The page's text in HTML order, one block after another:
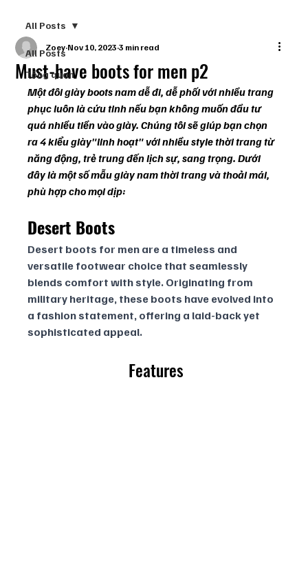
All Posts
Tổng quan
All Posts
Must-have boots for men p2
Zoey Nov 10, 2023 3 min read
Một đôi giày boots nam dễ đi, dễ phối với nhiều trang
phục luôn là cứu tinh nếu bạn không muốn đầu tư
quá nhiều tiền vào giày. Chúng tôi sẽ giúp bạn chọn
ra 4 kiểu giày"linh hoạt" với nhiều style thời trang từ
năng động, trẻ trung đến lịch sự, sang trọng. Dưới
đây là một số mẫu giày nam thời trang và thoải mái,
phù hợp cho mọi dịp:
Desert Boots
Desert boots for men are a timeless and
versatile footwear choice that seamlessly
blends comfort with style. Originating from
military heritage, these boots have evolved into
a fashion statement, offering a laid-back yet
sophisticated appeal.
Features